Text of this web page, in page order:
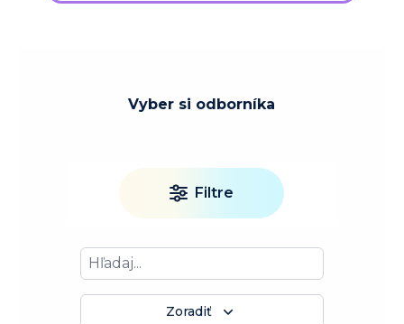
Vyber si odborníka
Filtre
Zoradiť